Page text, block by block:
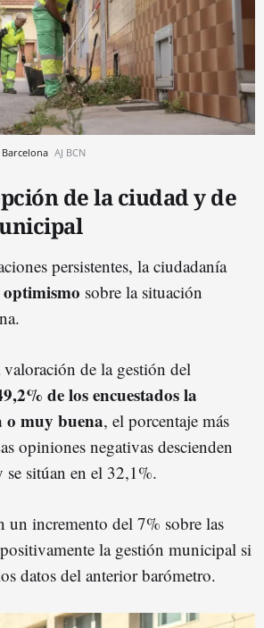
AJ BCN
de la ciudad y de
persistentes, la ciudadanía
sobre la situación
de la gestión del
de los encuestados la
o muy buena, el porcentaje más
opiniones negativas descienden
sitúan en el 32,1%.
un incremento del 7% sobre las
la gestión municipal si
datos del anterior barómetro.